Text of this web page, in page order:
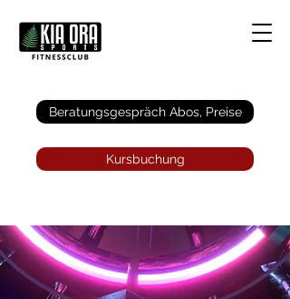
Beratungsgespräch Abos, Preise
Kursbuchung